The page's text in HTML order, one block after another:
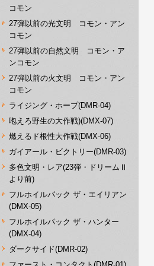
コモン
27弾以前の光文明 コモン・アン
コモン
27弾以前の自然文明 コモン・ア
ンコモン
27弾以前の火文明 コモン・アン
コモン
ライジング・ホープ(DMR-04)
咆えろ野生の大作戦)(DMX-07)
燃えるド根性大作戦(DMX-06)
ガイアール・ビクトリー(DMR-03)
多色文明・レア(23弾・ドリームⅡ
より前)
フルホイルパック ザ・エイリアン
(DMX-05)
フルホイルパック ザ・ハンター
(DMX-04)
ダークサイド(DMR-02)